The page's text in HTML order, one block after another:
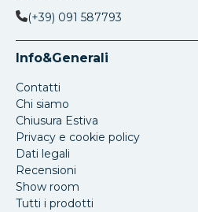
(+39) 091 587793
Info&Generali
Contatti
Chi siamo
Chiusura Estiva
Privacy e cookie policy
Dati legali
Recensioni
Show room
Tutti i prodotti